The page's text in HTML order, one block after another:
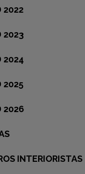
2022
2023
2024
2025
2026
INTERIORISTAS